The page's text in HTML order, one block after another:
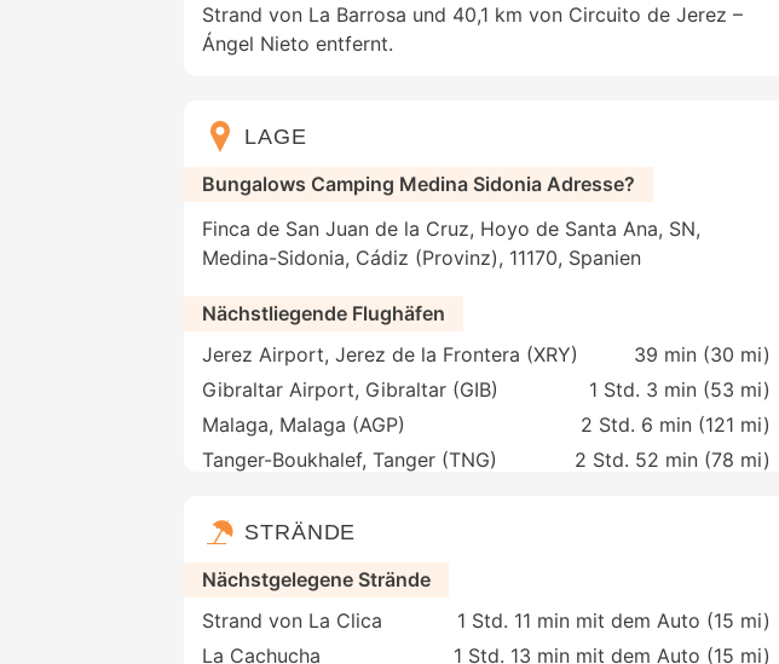
Strand von La Barrosa und 40,1 km von Circuito de Jerez –
Ángel Nieto entfernt.
LAGE
Bungalows Camping Medina Sidonia Adresse?
Finca de San Juan de la Cruz, Hoyo de Santa Ana, SN,
Medina-Sidonia, Cádiz (Provinz), 11170, Spanien
Nächstliegende Flughäfen
Jerez Airport, Jerez de la Frontera (XRY)
39 min (30 mi)
Gibraltar Airport, Gibraltar (GIB)
1 Std. 3 min (53 mi)
Malaga, Malaga (AGP)
2 Std. 6 min (121 mi)
Tanger-Boukhalef, Tanger (TNG)
2 Std. 52 min (78 mi)
STRÄNDE
Nächstgelegene Strände
Strand von La Clica
1 Std. 11 min mit dem Auto (15 mi)
La Cachucha
1 Std. 13 min mit dem Auto (15 mi)